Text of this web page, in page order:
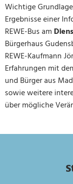
Wichtige
Ergebnisse einer
REWE-Bus am
Bürgerhaus
REWE-Kaufmann
Erfahrungen mit
und Bürger aus
sowie weitere
über mögliche